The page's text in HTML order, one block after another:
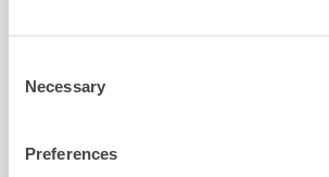
Selection
Necessary
Preferences